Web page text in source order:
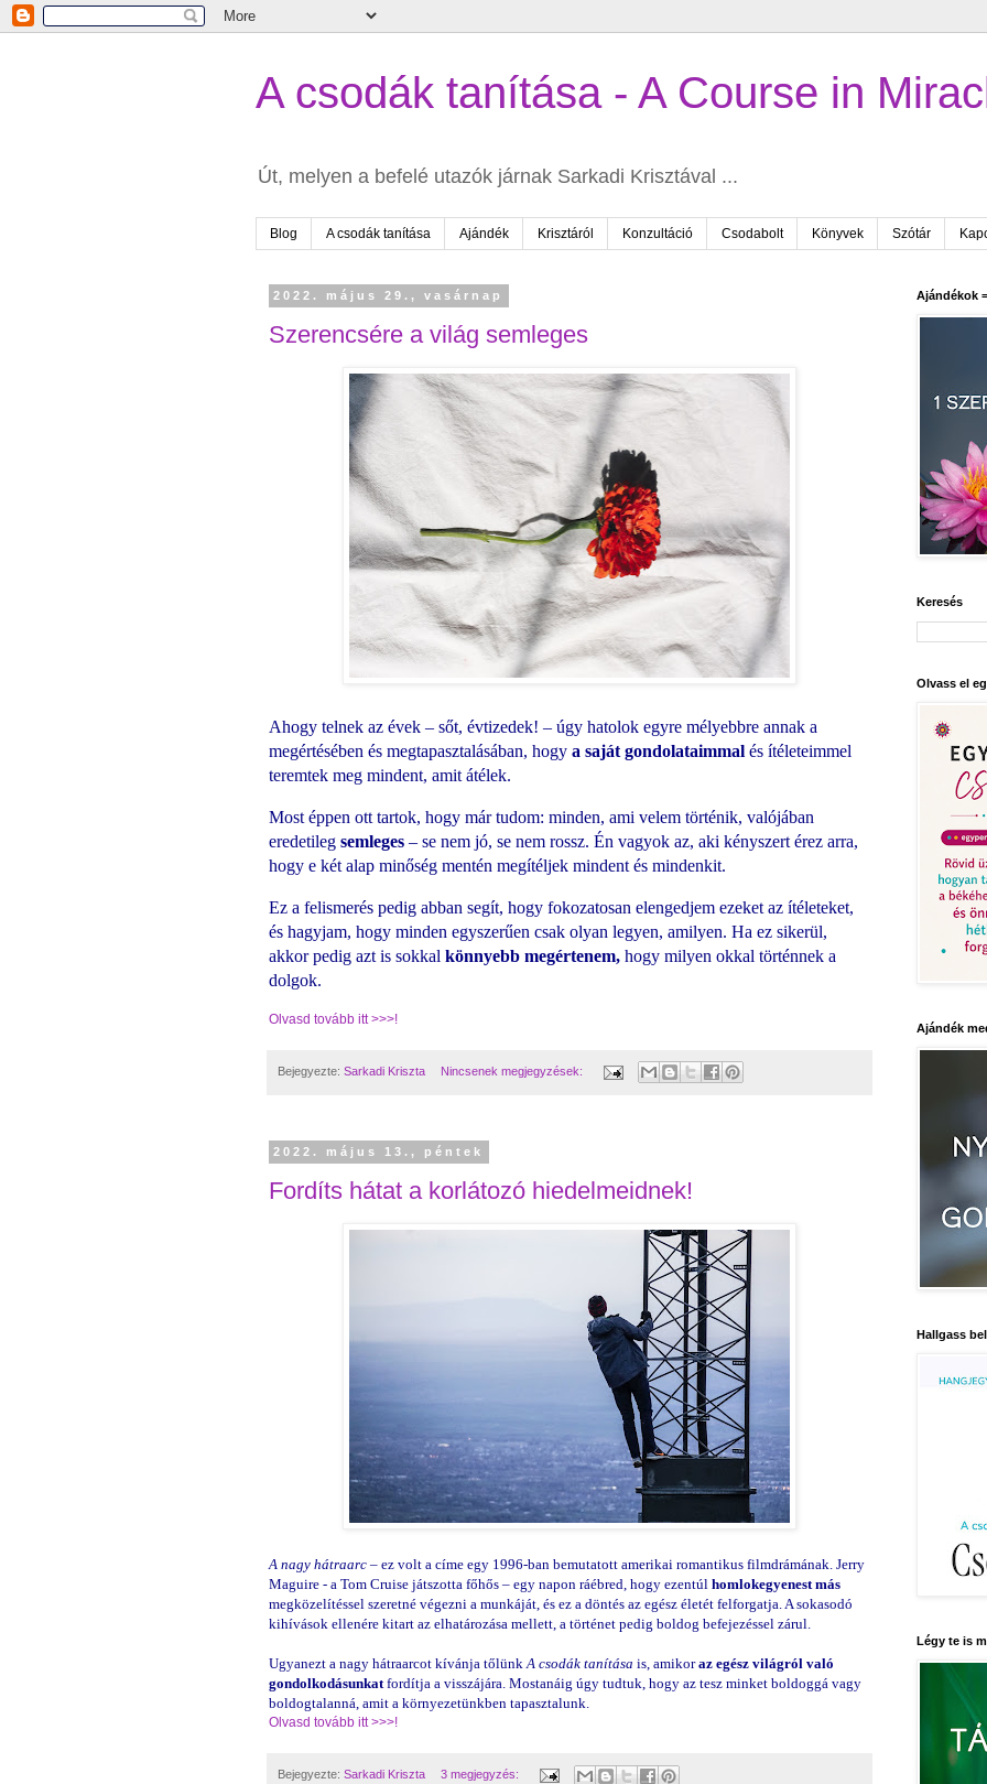
A csodák tanítása - A Course in
Út, melyen a befelé utazók járnak Sarkadi Krisztával ...
Blog A csodák tanítása Ajándék Krisztáról Konzultáció Csodabolt Könyvek Szótár
2022. május 29., vasárnap
Szerencsére a világ semleges
Ahogy telnek az évek – sőt, évtizedek! – úgy hatolok egyre mélyebbre annak a
megértésében és megtapasztalásában, hogy a saját gondolataimmal és ítéleteimmel
teremtek meg mindent, amit átélek.
Most éppen ott tartok, hogy már tudom: minden, ami velem történik, valójában
eredetileg semleges – se nem jó, se nem rossz. Én vagyok az, aki kényszert érez arra,
hogy e két alap minőség mentén megítéljek mindent és mindenkit.
Ez a felismerés pedig abban segít, hogy fokozatosan elengedjem ezeket az ítéleteket,
és hagyjam, hogy minden egyszerűen csak olyan legyen, amilyen. Ha ez sikerül,
akkor pedig azt is sokkal könnyebb megértenem, hogy milyen okkal történnek a
dolgok.
Olvasd tovább itt >>>!
Bejegyezte: Sarkadi Kriszta Nincsenek megjegyzések:
2022. május 13., péntek
Fordíts hátat a korlátozó hiedelmeidnek!
A nagy hátraarc – ez volt a címe egy 1996-ban bemutatott amerikai romantikus filmdrámának. Jerry
Maguire - a Tom Cruise játszotta főhős – egy napon ráébred, hogy ezentúl homlokegyenest más
megközelítéssel szeretné végezni a munkáját, és ez a döntés az egész életét felforgatja. A sokasodó
kihívások ellenére kitart az elhatározása mellett, a történet pedig boldog befejezéssel zárul.
Ugyanezt a nagy hátraarcot kívánja tőlünkA csodák tanítása is, amikoraz egész világról való
gondolkodásunkatfordítja a visszájára. Mostanáig úgy tudtuk, hogy az tesz minket boldoggá vagy
boldogtalanná, amit a környezetünkben tapasztalunk.
Olvasd tovább itt >>>!
Bejegyezte: Sarkadi Kriszta 3 megjegyzés:
Ajándékok
Keresés
Olvass el
Ajándék
Hallgass
Légy te is